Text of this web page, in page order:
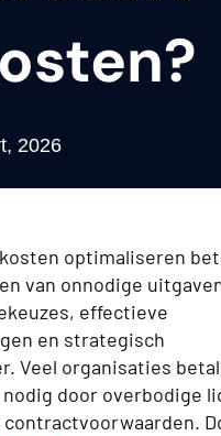
2026
optimaliseren
van onnodige
effectieve
en strategisch
Veel organisaties
nodig door overbodige